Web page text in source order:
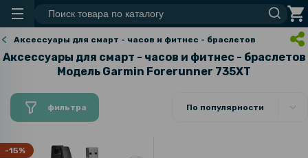
Аксессуары для смарт - часов и фитнес - браслетов
Аксессуары для смарт - часов и фитнес - браслетов
Модель Garmin Forerunner 735XT
фильтра По популярности
-15%